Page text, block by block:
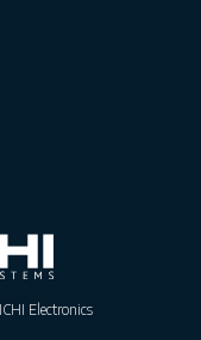
Electronics